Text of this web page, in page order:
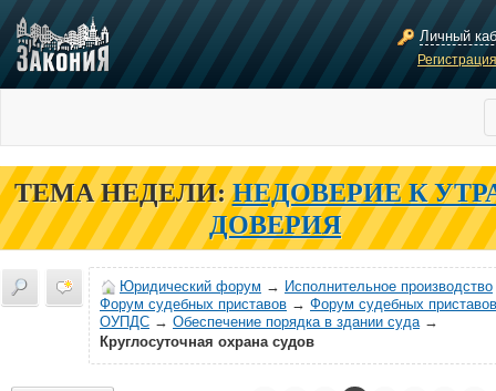
Личный
ТЕМА НЕДЕЛИ: НЕДОВЕРИЕ К
ДОВЕРИЯ
Юридический форум → Исполнительное производство
Форум судебных приставов → Форум судебных
ОУПДС → Обеспечение порядка в здании суда→
Круглосуточная охрана судов